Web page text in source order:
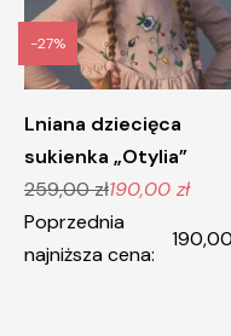
-27%
Lniana dziecięca
sukienka „Otylia”
259,00zł
Pierwotna
cena
wynosiła:
190,00 zł
Aktualna
cena
wynosi:
Poprzednia
najniższa cena:
190,00